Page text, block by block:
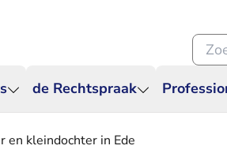
de Rechtspraak
en kleindochter in Ede